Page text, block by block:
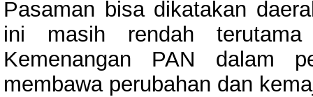
Pasaman bisa dikatakan
ini masih rendah
Kemenangan PAN dalam
membawa perubahan dan